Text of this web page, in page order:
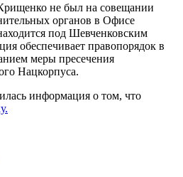
не был на совещании
органов в Офисе
под Шевченковским
обеспечивает правопорядок в
меры пресечения
Нацкорпуса.
информация о том, что